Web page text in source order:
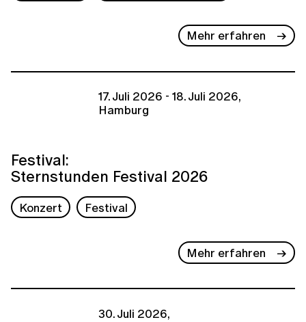
Mehr erfahren
17. Juli 2026 - 18. Juli 2026,
Hamburg
Festival:
Sternstunden Festival 2026
Konzert Festival
Mehr erfahren
30. Juli 2026,